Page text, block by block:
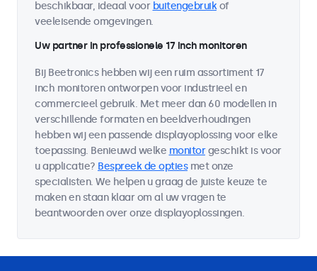
beschikbaar, ideaal voor buitengebruikof
veeleisende omgevingen.
Uw partner in professionele 17 inch monitoren
Bij Beetronics hebben wij een ruim assortiment 17
inch monitoren ontworpen voor industrieel en
commercieel gebruik. Met meer dan 60 modellen in
verschillende formaten en beeldverhoudingen
hebben wij een passende displayoplossing voor elke
toepassing. Benieuwd welke monitorgeschikt is voor
u applicatie? Bespreek de optiesmet onze
specialisten. We helpen u graag de juiste keuze te
maken en staan klaar om al uw vragen te
beantwoorden over onze displayoplossingen.